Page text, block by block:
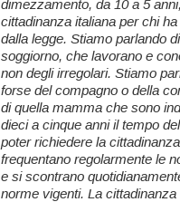
dimezzamento, da 10 a 5
cittadinanza italiana per chi
dalla legge. Stiamo parlando
soggiorno, che lavorano e
non degli irregolari. Stiamo
forse del compagno o della
di quella mamma che sono
dieci a cinque anni il tempo
poter richiedere la
frequentano regolarmente le
e si scontrano
norme vigenti. La